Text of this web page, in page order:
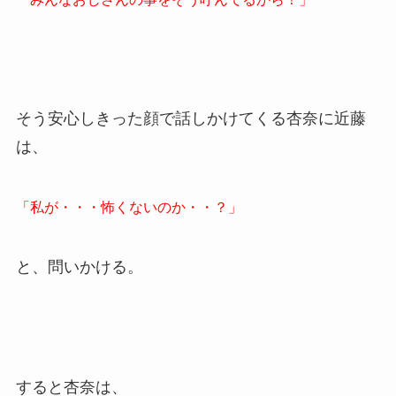
そう安心しきった顔で話しかけてくる杏奈に近藤
は、
「私が・・・怖くないのか・・？」
と、問いかける。
すると杏奈は、